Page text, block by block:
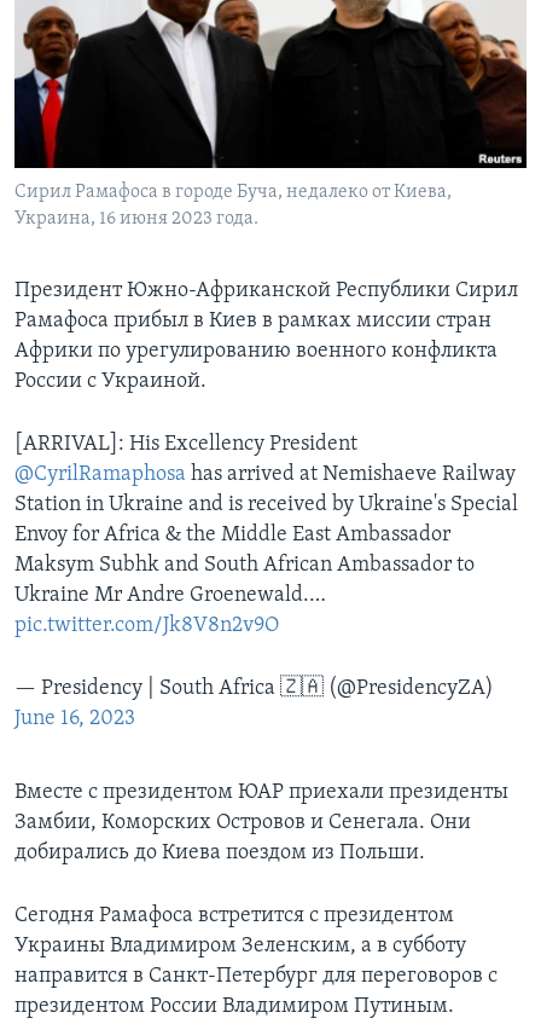
Learning English
СОЦИАЛЬНЫЕ СЕТИ
Языки
Сирил Рамафоса в городе Буча, недалеко от Киева,
Украина, 16 июня 2023 года.
Президент Южно-Африканской Республики Сирил
Рамафоса прибыл в Киев в рамках миссии стран
Африки по урегулированию военного конфликта
России с Украиной.
[ARRIVAL]: His Excellency President
@CyrilRamaphosa has arrived at Nemishaeve Railway
Station in Ukraine and is received by Ukraine's Special
Envoy for Africa & the Middle East Ambassador
Maksym Subhk and South African Ambassador to
Ukraine Mr Andre Groenewald.…
pic.twitter.com/Jk8V8n2v9O
— Presidency | South Africa 🇿🇦 (@PresidencyZA)
June 16, 2023
Вместе с президентом ЮАР приехали президенты
Замбии, Коморских Островов и Сенегала. Они
добирались до Киева поездом из Польши.
Сегодня Рамафоса встретится с президентом
Украины Владимиром Зеленским, а в субботу
направится в Санкт-Петербург для переговоров с
президентом России Владимиром Путиным.